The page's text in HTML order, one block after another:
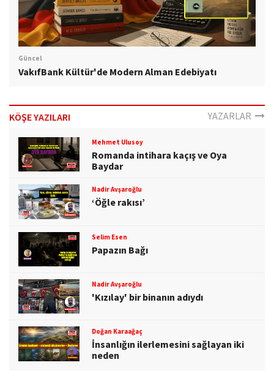
Güncel
VakıfBank Kültür'de Modern Alman Edebiyatı
KÖŞE YAZILARI YAZARLAR
Mehmet Ulusoy
Romanda intihara kaçış ve Oya
Baydar
Nadir Avşaroğlu
‘Öğle rakısı’
Selim Esen
Papazın Bağı
Nadir Avşaroğlu
'Kızılay' bir binanın adıydı
Doğan Karaağaç
İnsanlığın ilerlemesini sağlayan iki
neden